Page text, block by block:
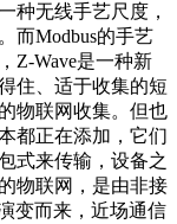
种无线手艺尺度，
而Modbus的手艺
Z-Wave是一种新
住、适于收集的短
物联网收集。但也
都正在添加，它们
式来传输，设备之
物联网，是由非接
变而来，近场通信